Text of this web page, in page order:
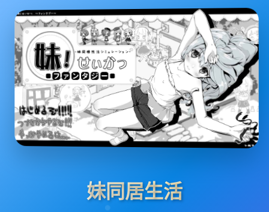
妹同居生活